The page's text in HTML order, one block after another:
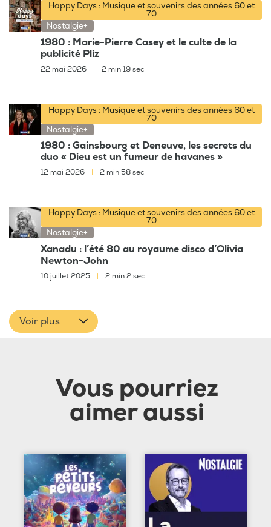
Happy Days : Musique et souvenirs des années 60 et
70
Nostalgie+
1980 : Marie-Pierre Casey et le culte de la
publicité Pliz
22 mai 2026 2 min 19 sec
Happy Days : Musique et souvenirs des années 60 et
70
Nostalgie+
1980 : Gainsbourg et Deneuve, les secrets du
duo « Dieu est un fumeur de havanes »
12 mai 2026 2 min 58 sec
Happy Days : Musique et souvenirs des années 60 et
70
Nostalgie+
Xanadu : l’été 80 au royaume disco d’Olivia
Newton-John
10 juillet 2025 2 min 2 sec
Voir plus
Vous pourriez
aimer aussi